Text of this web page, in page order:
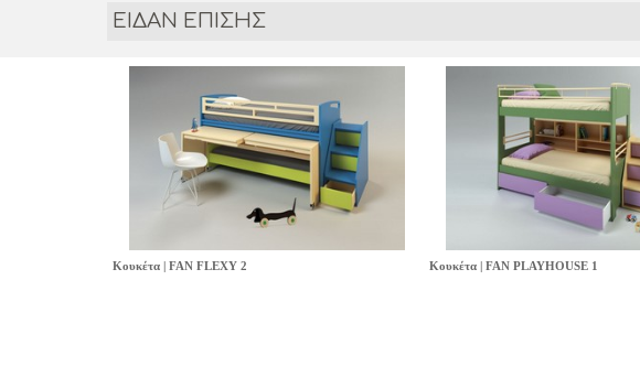
ΕΙΔΑΝ ΕΠΙΣΗΣ
Κουκέτα | FAN FLEXY 2 Κουκέτα | FAN PLAYHOUSE 1